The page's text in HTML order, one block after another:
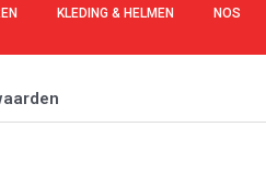
KLEDING & HELMEN NOS